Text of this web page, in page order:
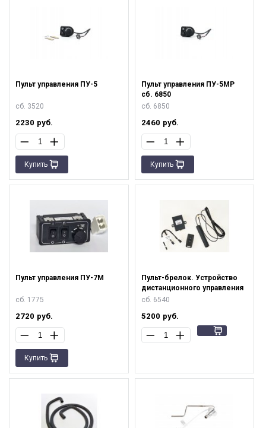
Пульт управления ПУ-5
сб. 3520
2230 руб.
Купить
Пульт управления ПУ-5МР
сб. 6850
сб. 6850
2460 руб.
Купить
Пульт управления ПУ-7М
сб. 1775
2720 руб.
Купить
Пульт-брелок. Устройство
дистанционного управления
сб. 6540
5200 руб.